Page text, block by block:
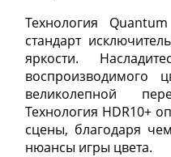
Технология
стандарт
яркости.
воспроизводимого
великолепной
Технология HDR10+
сцены, благодаря
нюансы игры цвета.